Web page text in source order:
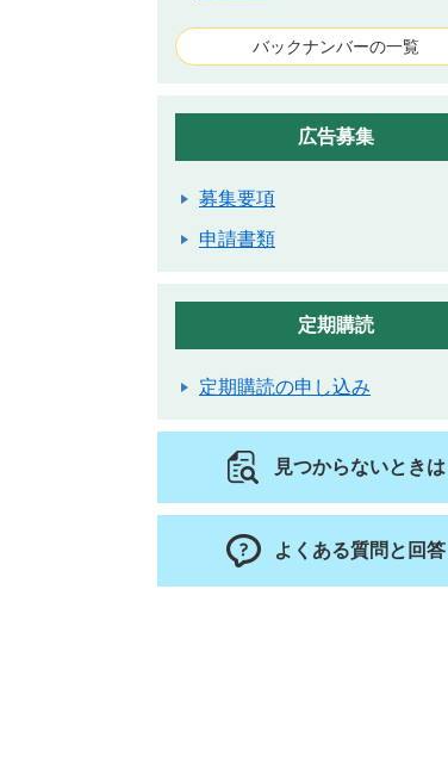
バックナンバーの一覧
広告募集
募集要項
申請書類
定期購読
定期購読の申し込み
見つからないときは
よくある質問と回答